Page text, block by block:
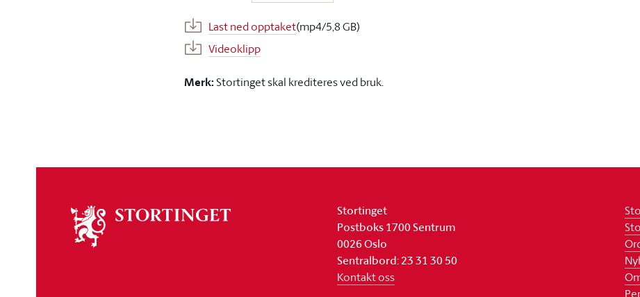
Last ned opptaket(mp4/5,8 GB)
Videoklipp
Merk:Stortinget skal krediteres ved bruk.
stortinget
Stortinget
Postboks 1700 Sentrum
0026 Oslo
Sentralbord: 23 31 30 50
Kontakt oss